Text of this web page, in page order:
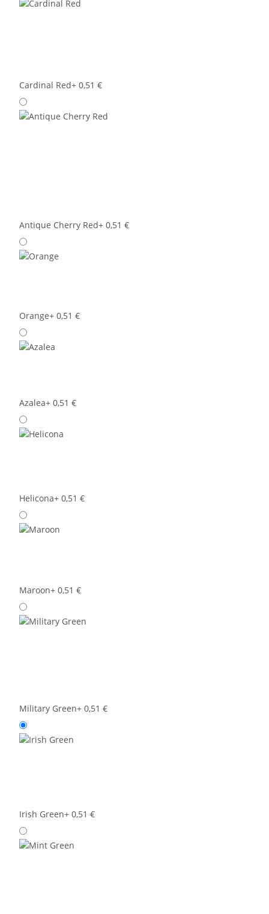
Cardinal Red+ 0,51 €
Antique Cherry Red+ 0,51 €
Orange+ 0,51 €
Azalea+ 0,51 €
Helicona+ 0,51 €
Maroon+ 0,51 €
Military Green+ 0,51 €
Irish Green+ 0,51 €